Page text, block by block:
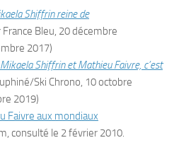
Shiffrin reine de
France Bleu, 20 décembre
2017)
Mikaela Shiffrin et Mathieu Faivre, c’est
Ski Chrono, 10 octobre
2019)
Faivre aux mondiaux
consulté le 2 février 2010.